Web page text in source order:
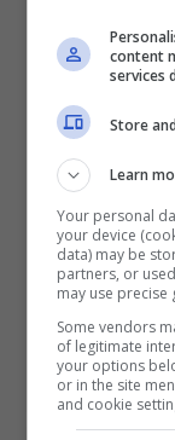
Per i nuovi
Bonus
content
services
Store
Learn
Your personal
your device
data) may be
partners, or
may use
Some vendors
of legitimate
your options
or in the site
and cookie